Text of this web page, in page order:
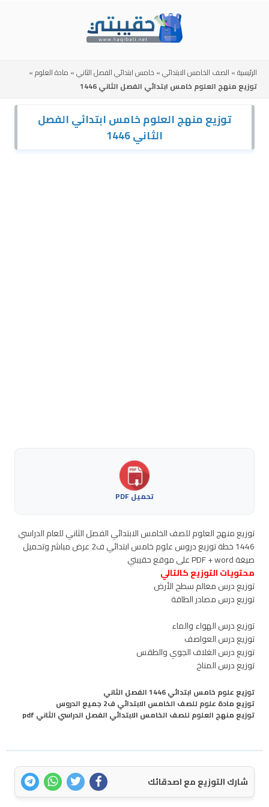
الرئيسية» الصف الخامس الابتدائي» خامس ابتدائي الفصل الثاني» مادة العلوم»
توزيع منهج العلوم خامس ابتدائي الفصل الثاني 1446
توزيع منهج العلوم خامس ابتدائي الفصل
الثاني 1446
تحميل PDF
توزيع منهج العلوم للصف الخامس الابتدائي الفصل الثاني للعام الدراسي
1446 خطة توزيع دروس علوم خامس ابتدائي ف2 عرض مباشر وتحميل
صيغة PDF + word على موقع حقيبتي
محتويات التوزيع كالتالي
توزيع درس معالم سطح الأرض
توزيع درس مصادر الطاقة
توزيع درس الهواء والماء
توزيع درس العواصف
توزيع درس الغلاف الجوي والطقس
توزيع درس المناخ
توزيع علوم خامس ابتدائي 1446 الفصل الثاني
توزيع مادة علوم للصف الخامس الابتدائي ف2 جميع الدروس
توزيع منهج العلوم للصف الخامس الابتدائي الفصل الدراسي الثاني pdf
شارك التوزيع مع اصدقائك